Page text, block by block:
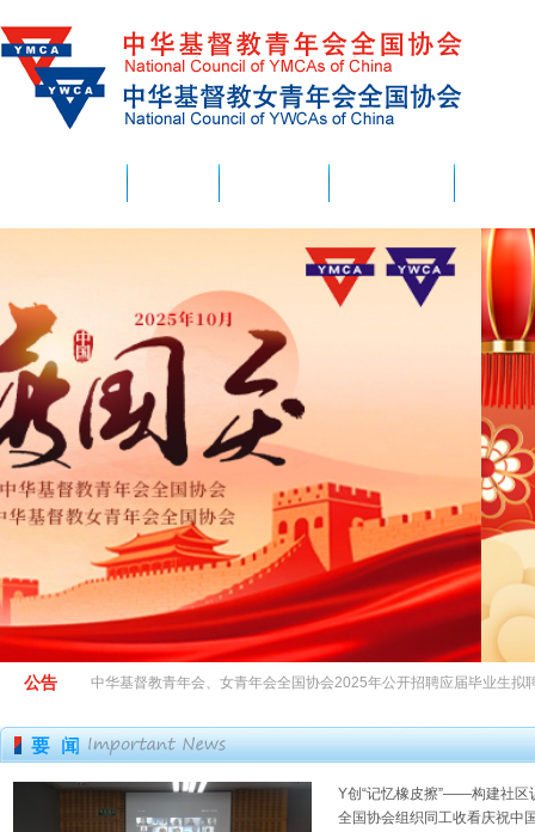
公告 中华基督教青年会、女青年会全国协会2025年公开招聘应届毕业生拟
Y创“记忆橡皮擦”——构建社区
全国协会组织同工收看庆祝中